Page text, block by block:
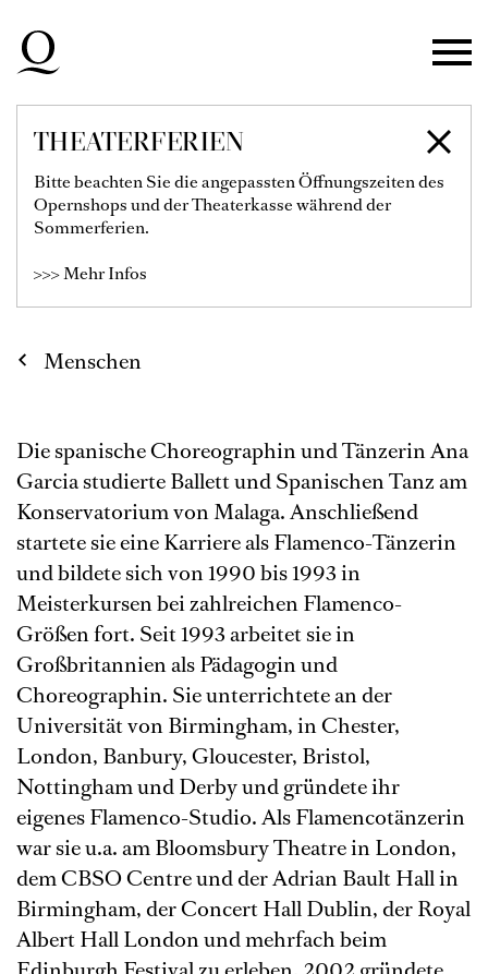
Zur Hauptnavigation springen
Zum Hauptinhalt springen
Zum Footer springen
THEATERFERIEN
Bitte beachten Sie die angepassten Öffnungszeiten des
Opernshops und der Theaterkasse während der
Sommerferien.
>>> Mehr Infos
ANA GARCIA
Choreographin Oper
Menschen
Die spanische Choreographin und Tänzerin Ana
Garcia studierte Ballett und Spanischen Tanz am
Konservatorium von Malaga. Anschließend
startete sie eine Karriere als Flamenco-Tänzerin
und bildete sich von 1990 bis 1993 in
Meisterkursen bei zahlreichen Flamenco-
Größen fort. Seit 1993 arbeitet sie in
Großbritannien als Pädagogin und
Choreographin. Sie unterrichtete an der
Universität von Birmingham, in Chester,
London, Banbury, Gloucester, Bristol,
Nottingham und Derby und gründete ihr
eigenes Flamenco-Studio. Als Flamencotänzerin
war sie u.a. am Bloomsbury Theatre in London,
dem CBSO Centre und der Adrian Bault Hall in
Birmingham, der Concert Hall Dublin, der Royal
Albert Hall London und mehrfach beim